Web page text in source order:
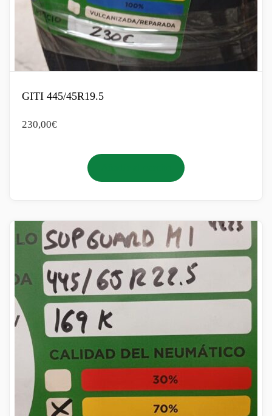
GITI 445/45R19.5
230,00€